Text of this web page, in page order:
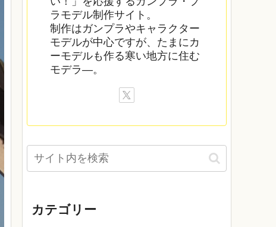
ラモデル制作サイト。
制作はガンプラやキャラクター
モデルが中心ですが、たまにカ
ーモデルも作る寒い地方に住む
モデラ―。
カテゴリー